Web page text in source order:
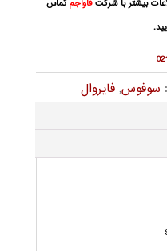
بیشتر با شرکتفاواجم تماس
سوفوس,فایروال